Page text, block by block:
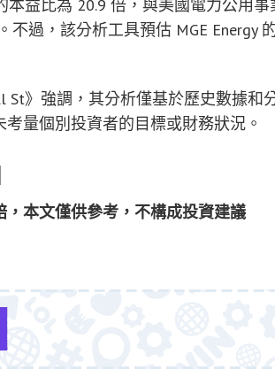
本益比為 20.9 倍，與美國電力公用
不過，該分析工具預估 MGE Energy
St》強調，其分析僅基於歷史數據
考量個別投資者的目標或財務狀況。
，本文僅供參考，不構成投資建議